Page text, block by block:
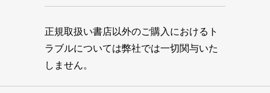
正規取扱い書店以外のご購入におけるト
ラブルについては弊社では一切関与いた
しません。